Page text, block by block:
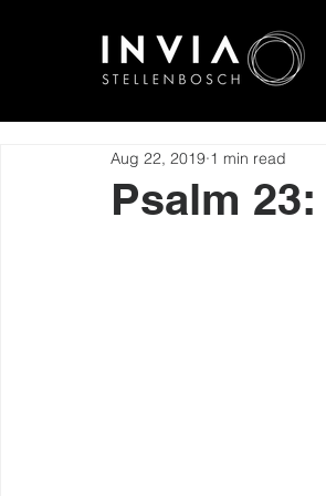
Psalm
Aug 22, 2019 1 min read